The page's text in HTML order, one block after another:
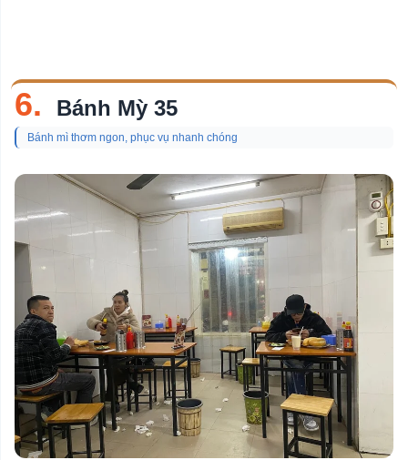
6. Bánh Mỳ 35
Bánh mì thơm ngon, phục vụ nhanh chóng